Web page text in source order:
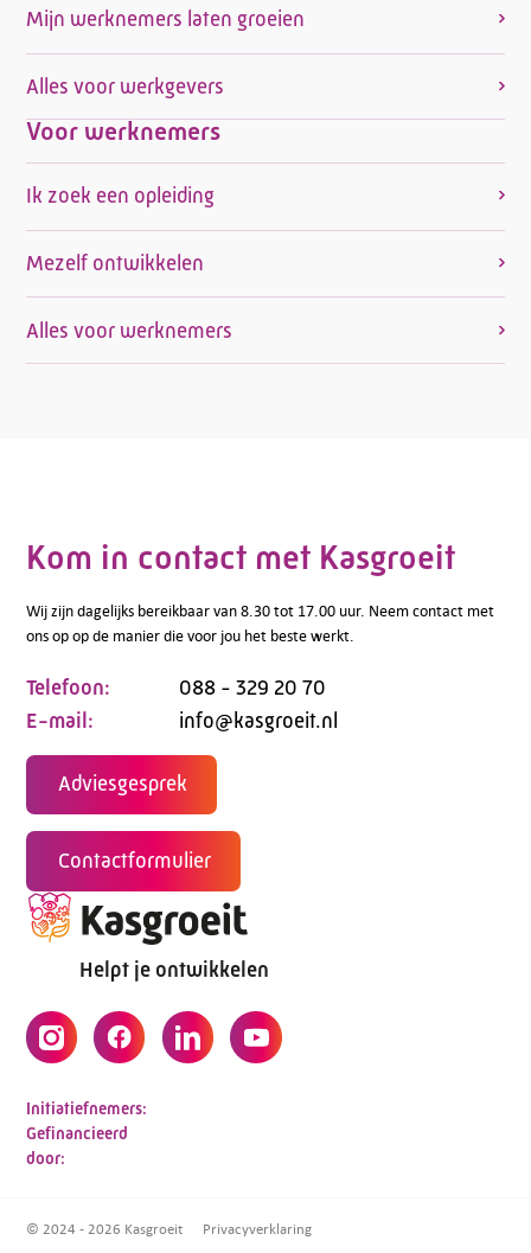
Mijn werknemers laten groeien
Alles voor werkgevers
Voor werknemers
Ik zoek een opleiding
Mezelf ontwikkelen
Alles voor werknemers
Kom in contact met Kasgroeit
Wij zijn dagelijks bereikbaar van 8.30 tot 17.00 uur. Neem contact met
ons op op de manier die voor jou het beste werkt.
Telefoon:
088 - 329 20 70
E-mail:
info@kasgroeit.nl
Adviesgesprek
Contactformulier
Helpt je ontwikkelen
Initiatiefnemers:
Gefinancieerd
door:
© 2024 - 2026 Kasgroeit Privacyverklaring